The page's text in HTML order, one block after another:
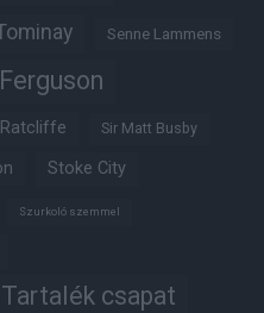
Senne Lammens
Sir Matt Busby
Stoke City
Szurkoló szemmel
Tartalék csapat